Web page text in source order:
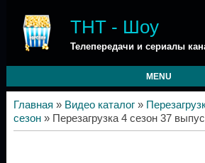
ТНТ - Шоу
Телепередачи и сериалы
MENU
Главная » Видео каталог»
сезон» Перезагрузка 4 сезон 37